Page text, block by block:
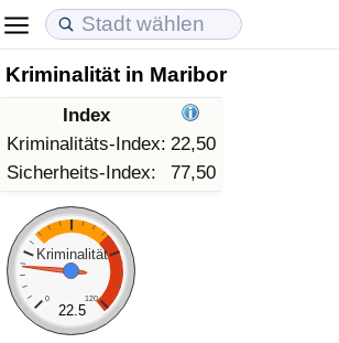
Kriminalität in Maribor
Index
Kriminalitäts-Index: 22,50
Sicherheits-Index:
77,50
Kriminalität
0 120
22.5
Lebenshaltungskosten
Lebenshaltungskosten-Index (aktuell)
Lebenshaltungskosten-Index
Lebenshaltungskosten-Index nach Land
in Akaba
Immobilienpreise
Immobilienpreis-Index (aktuell)
Immobilienpreis-Index
Immobilienpreis-Index nach Land
Lebensqualität
Lebensqualität-Index
Lebensqualität-Index (aktuell)
Lebensqualitätsindex nach Land
Kriminalität